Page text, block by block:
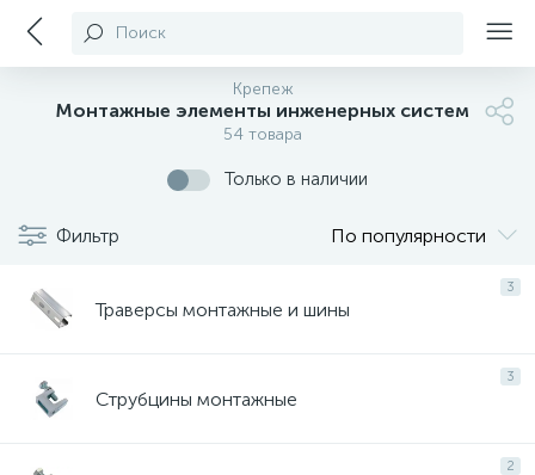
Поиск
Крепеж
Монтажные элементы инженерных систем
54 товара
Только в наличии
Фильтр По популярности
3
Траверсы монтажные и шины
3
Струбцины монтажные
2